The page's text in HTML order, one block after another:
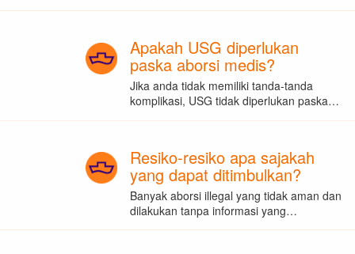
Apakah USG diperlukan
paska aborsi medis?
Jika anda tidak memiliki tanda-tanda
komplikasi, USG tidak diperlukan paska…
Resiko-resiko apa sajakah
yang dapat ditimbulkan?
Banyak aborsi illegal yang tidak aman dan
dilakukan tanpa informasi yang…